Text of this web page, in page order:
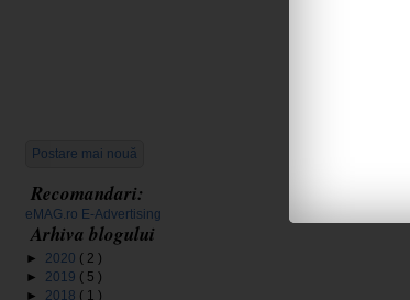
Postare mai nouă
Recomandari:
eMAG.ro E-Advertising
Arhiva blogului
► 2020 ( 2 )
► 2019 ( 5 )
► 2018 ( 1 )